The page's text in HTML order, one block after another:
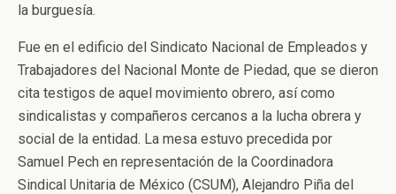
la burguesía.
Fue en el edificio del Sindicato Nacional de Empleados y
Trabajadores del Nacional Monte de Piedad, que se dieron
cita testigos de aquel movimiento obrero, así como
sindicalistas y compañeros cercanos a la lucha obrera y
social de la entidad. La mesa estuvo precedida por
Samuel Pech en representación de la Coordinadora
Sindical Unitaria de México (CSUM), Alejandro Piña del